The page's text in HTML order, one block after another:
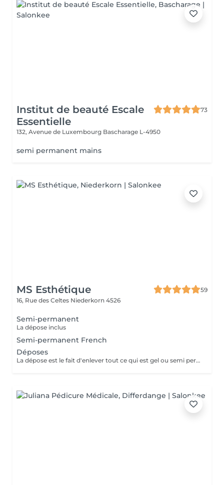
Institut de beauté Escale
Essentielle
73
132, Avenue de Luxembourg Bascharage L-4950
semi permanent mains
MS Esthétique
59
16, Rue des Celtes Niederkorn 4526
Semi-permanent
La dépose inclus
Semi-permanent French
Déposes
La dépose est le fait d'enlever tout ce qui est gel ou semi permanent de la plaque unguéal et ainsi laisser l'ongle a son etat naturel.